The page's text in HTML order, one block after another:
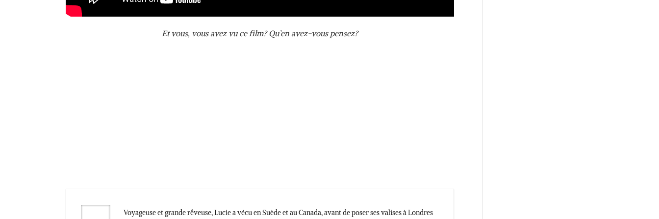
Et vous, vous avez vu ce film? Qu’en avez-vous pensez?
Voyageuse et grande rêveuse, Lucie a vécu en Suède et au Canada, avant de poser ses valises à Londres